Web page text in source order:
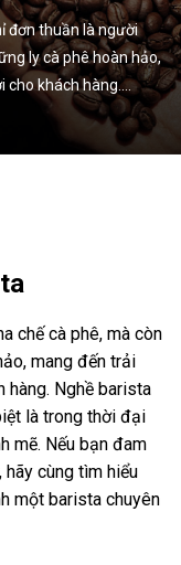
đơn thuần là người
ly cà phê hoàn hảo,
khách hàng.…
chế cà phê, mà còn
mang đến trải
hàng. Nghề barista
là trong thời đại
mẽ. Nếu bạn đam
hãy cùng tìm hiểu
một barista chuyên